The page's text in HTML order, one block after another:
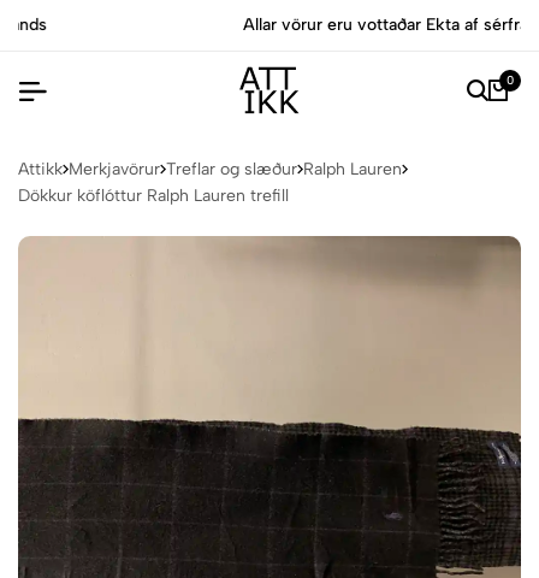
Allar vörur eru vottaðar Ekta af sérfræðingum
0
Attikk Merkjavörur Treflar og slæður Ralph Lauren
Dökkur köflóttur Ralph Lauren trefill